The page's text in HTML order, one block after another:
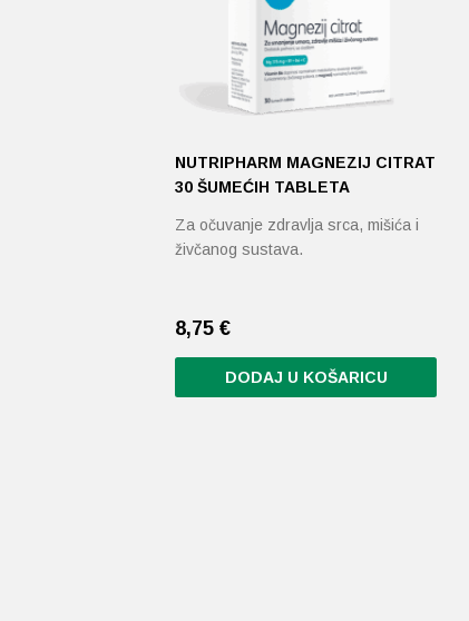
NUTRIPHARM MAGNEZIJ CITRAT
30 ŠUMEĆIH TABLETA
Za očuvanje zdravlja srca, mišića i
živčanog sustava.
8,75 €
DODAJ U KOŠARICU